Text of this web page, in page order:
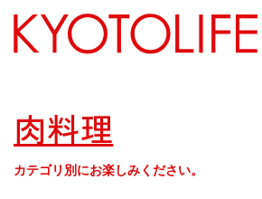
地図から探す
肉料理
カテゴリ別にお楽しみください。